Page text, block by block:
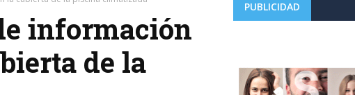
información
de la
PUBLICIDAD